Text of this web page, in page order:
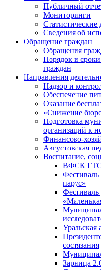
Публичный
Мониторинги
Статистические
Сведения об
Обращение граждан
Обращения
Порядок и
граждан
Направления
Надзор и
Обеспечение
Оказание
«Снижение
Подготовка
организаций к
Финансово-
Августовская
Воспитание,
ВФСК
парус»
Уральская
состязания
Зарница